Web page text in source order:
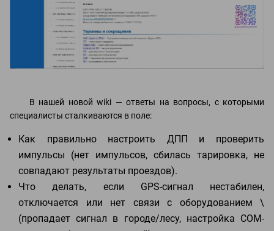
В нашей новой wiki — ответы на вопросы, с которыми
специалисты сталкиваются в поле:
Как правильно настроить ДПП и проверить
импульсы (нет импульсов, сбилась тарировка, не
совпадают результаты проездов).
Что делать, если GPS‑сигнал нестабилен,
отключается или нет связи с оборудованием \
(пропадает сигнал в городе/лесу, настройка COM-